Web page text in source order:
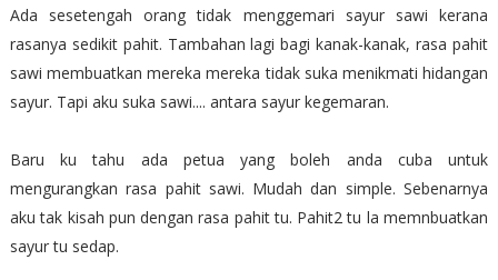
Ada sesetengah orang tidak menggemari sayur sawi kerana
rasanya sedikit pahit. Tambahan lagi bagi kanak-kanak, rasa pahit
sawi membuatkan mereka mereka tidak suka menikmati hidangan
sayur. Tapi aku suka sawi.... antara sayur kegemaran.
Baru ku tahu ada petua yang boleh anda cuba untuk
mengurangkan rasa pahit sawi. Mudah dan simple. Sebenarnya
aku tak kisah pun dengan rasa pahit tu. Pahit2 tu la memnbuatkan
sayur tu sedap.